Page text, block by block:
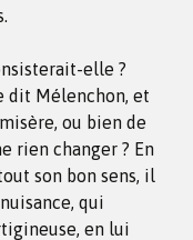
elle ?
dit Mélenchon, et
ou bien de
rien changer ? En
son bon sens, il
qui
en lui